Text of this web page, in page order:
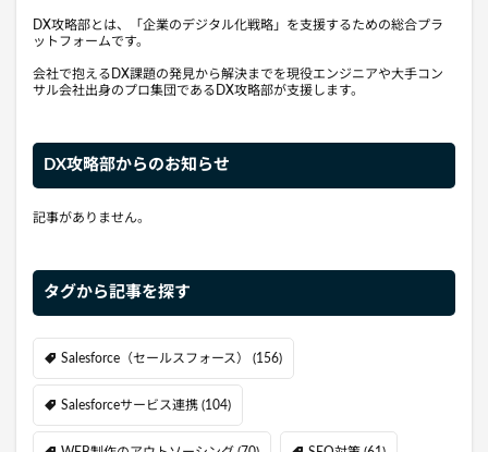
DX攻略部とは、「企業のデジタル化戦略」を支援するための総合プラ
ットフォームです。
会社で抱えるDX課題の発見から解決までを現役エンジニアや大手コン
サル会社出身のプロ集団であるDX攻略部が支援します。
DX攻略部からのお知らせ
記事がありません。
タグから記事を探す
Salesforce（セールスフォース） (156)
Salesforceサービス連携 (104)